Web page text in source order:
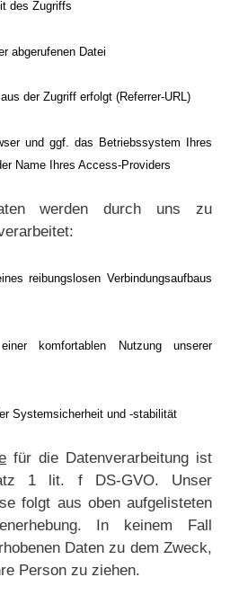
des Zugriffs
abgerufenen Datei
der Zugriff erfolgt (Referrer-URL)
und ggf. das Betriebssystem Ihres
Name Ihres Access-Providers
werden durch uns zu
reibungslosen Verbindungsaufbaus
komfortablen Nutzung unserer
Systemsicherheit und -stabilität
für die Datenverarbeitung ist
1 lit. f DS-GVO. Unser
folgt aus oben aufgelisteten
In keinem Fall
Daten zu dem Zweck,
Person zu ziehen.